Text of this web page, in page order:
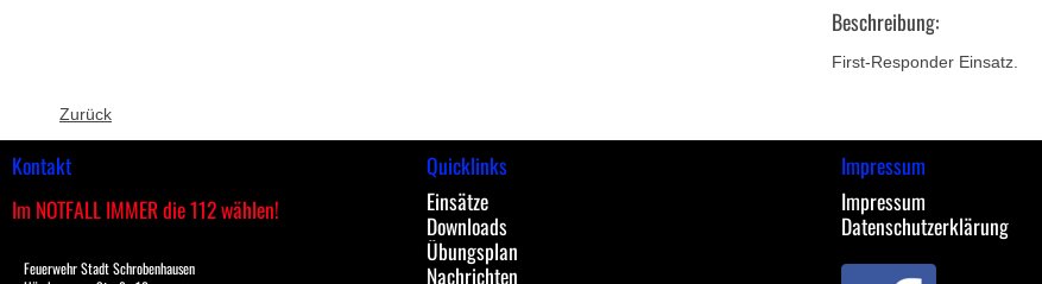
Beschreibung:
First-Responder Einsatz.
Zurück
Kontakt
Im NOTFALL IMMER die 112 wählen!
Feuerwehr Stadt Schrobenhausen
Quicklinks
Einsätze
Downloads
Übungsplan
Nachrichten
Impressum
Impressum
Datenschutzerklärung